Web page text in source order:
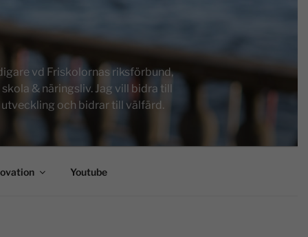
vd Friskolornas riksförbund,
& näringsliv. Jag vill bidra till
och bidrar till välfärd.
Youtube